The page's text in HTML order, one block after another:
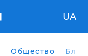
UA
Общество